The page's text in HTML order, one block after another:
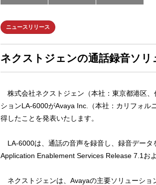
ニュースリリース
ネクストジェンの通話録音ソ
株式会社ネクストジェン（本社：東京都港区
ションLA-6000がAvaya Inc.（本社：カリフォル
得したことを発表いたします。
LA-6000は、通話の音声を録音し、録音データ
Application Enablement Services Release 7.1お
ネクストジェンは、Avayaの主要ソリューショ